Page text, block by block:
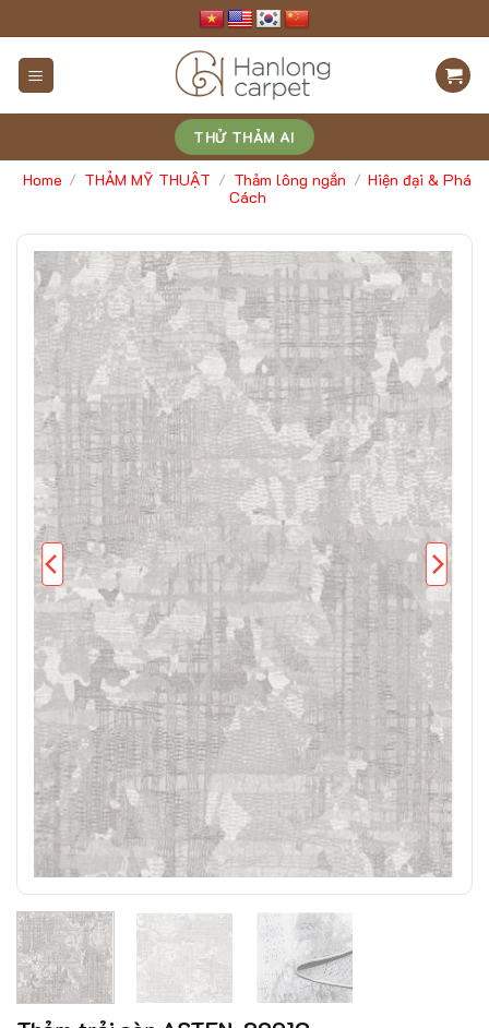
to
content
THỬ THẢM AI
Home / THẢM MỸ THUẬT / Thảm lông ngắn / Hiện đại & Phá
Cách